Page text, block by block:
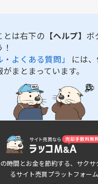
とは右下の 【ヘルプ】 ボ
・よくある質問」 には
まとまっています。
時間とお金を節約する、サクサ
るサイト売買プラットフォーム